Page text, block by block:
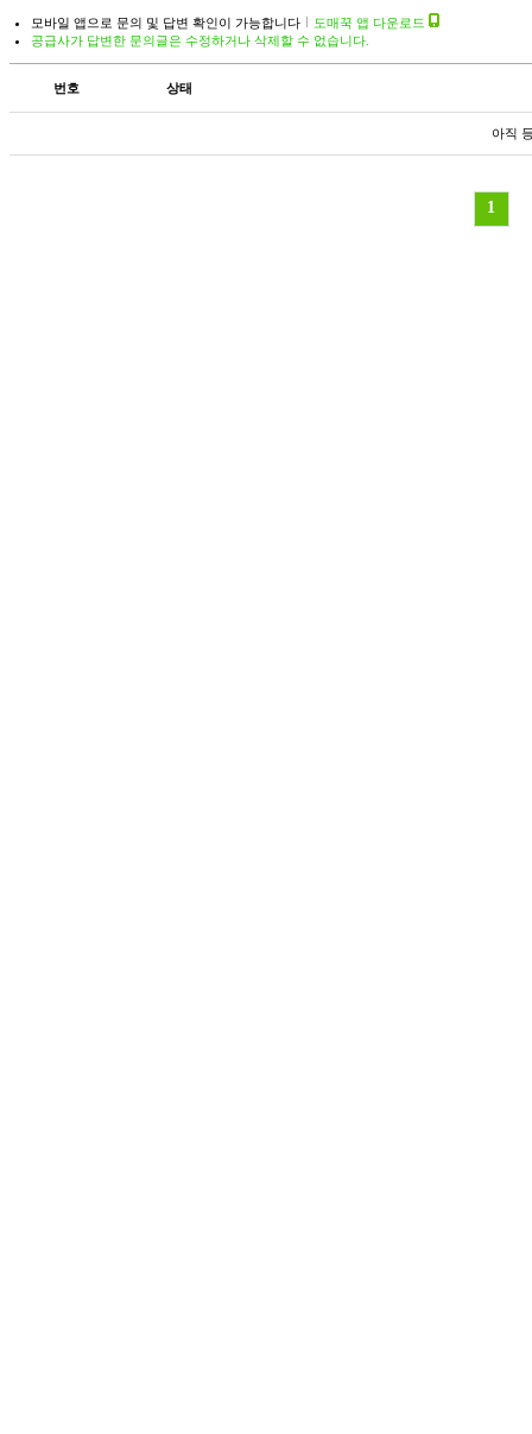
모바일 앱으로 문의 및 답변 확인이 가능합니다
도매꾹 앱 다운로드
공급사가 답변한 문의글은 수정하거나 삭제할 수 없습니다.
번호 상태
아직
1